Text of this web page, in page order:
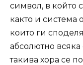
символ, в който
както и система
които ги
абсолютно
такива хора се